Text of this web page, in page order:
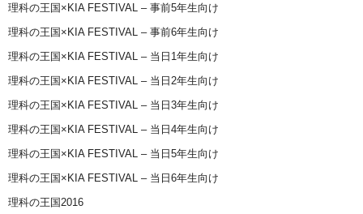
理科の王国×KIA FESTIVAL – 事前5年生向け
理科の王国×KIA FESTIVAL – 事前6年生向け
理科の王国×KIA FESTIVAL – 当日1年生向け
理科の王国×KIA FESTIVAL – 当日2年生向け
理科の王国×KIA FESTIVAL – 当日3年生向け
理科の王国×KIA FESTIVAL – 当日4年生向け
理科の王国×KIA FESTIVAL – 当日5年生向け
理科の王国×KIA FESTIVAL – 当日6年生向け
理科の王国2016